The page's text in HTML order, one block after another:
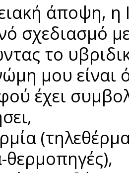
άποψη, η
σχεδιασμό
το
μου είναι
έχει
θερμοπηγές),